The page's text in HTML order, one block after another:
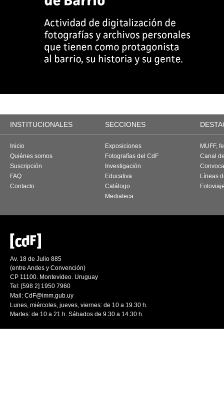
INSTITUCIONALES SECCIONES
Inicio
Quiénes somos
Suscripción
FAQ
Contacto
Exposiciones
Fotografías del CdF
Investigación
Educativa
Catálogo
Mediateca
MUFF,
Canal
Líneas
Av. 18 de Julio 885
(entre Andes y Convención)
CP 11100. Montevideo. Uruguay
Tel: [598 2] 1950 7960
Mail: CdF@imm.gub.uy
Lunes, miércoles, jueves, viernes: de 10 a 19.30 h.
Martes: de 10 a 21 h. Sábados de 9.30 a 14.30 h.